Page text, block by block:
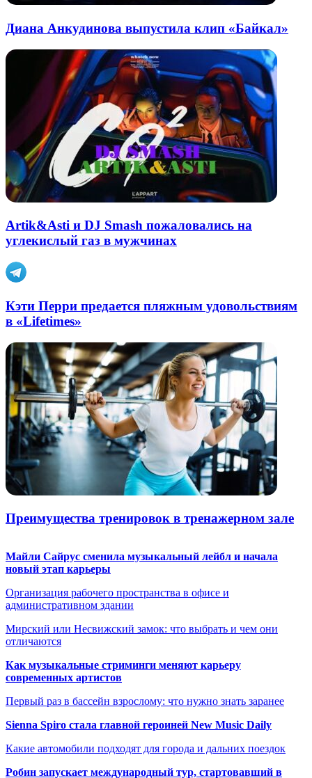
Диана Анкудинова выпустила клип «Байкал»
Artik&Asti и DJ Smash пожаловались на
углекислый газ в мужчинах
Кэти Перри предается пляжным удовольствиям
в «Lifetimes»
Преимущества тренировок в тренажерном зале
Майли Сайрус сменила музыкальный лейбл и начала
новый этап карьеры
Организация рабочего пространства в офисе и
административном здании
Мирский или Несвижский замок: что выбрать и чем они
отличаются
Как музыкальные стриминги меняют карьеру
современных артистов
Первый раз в бассейн взрослому: что нужно знать заранее
Sienna Spiro стала главной героиней New Music Daily
Какие автомобили подходят для города и дальних поездок
Робин запускает международный тур, стартовавший в